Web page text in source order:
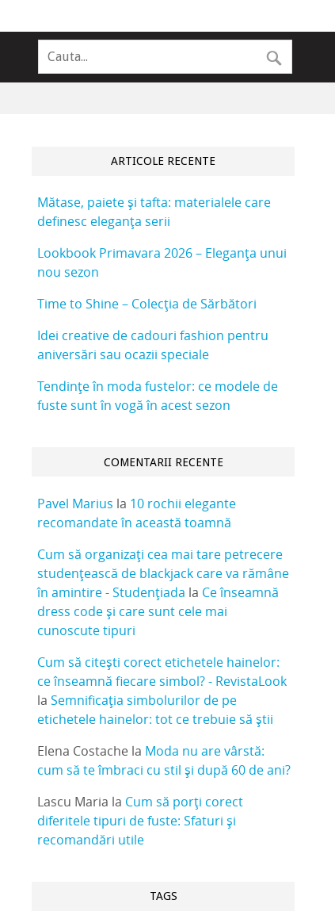
ARTICOLE RECENTE
Mătase, paiete și tafta: materialele care
definesc eleganța serii
Lookbook Primavara 2026 – Eleganța unui
nou sezon
Time to Shine – Colecția de Sărbători
Idei creative de cadouri fashion pentru
aniversări sau ocazii speciale
Tendințe în moda fustelor: ce modele de
fuste sunt în vogă în acest sezon
COMENTARII RECENTE
Pavel Marius la 10 rochii elegante
recomandate în această toamnă
Cum să organizați cea mai tare petrecere
studențească de blackjack care va rămâne
în amintire - Studențiada la Ce înseamnă
dress code și care sunt cele mai
cunoscute tipuri
Cum să citești corect etichetele hainelor:
ce înseamnă fiecare simbol? - RevistaLook
laSemnificația simbolurilor de pe
etichetele hainelor: tot ce trebuie să știi
Elena Costache la Moda nu are vârstă:
cum să te îmbraci cu stil și după 60 de ani?
Lascu Maria la Cum să porți corect
diferitele tipuri de fuste: Sfaturi și
recomandări utile
TAGS